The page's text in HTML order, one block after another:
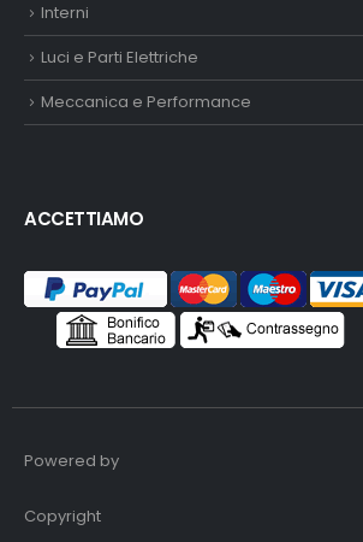
Interni
Luci e Parti Elettriche
Meccanica e Performance
ACCETTIAMO
Powered by
Copyright